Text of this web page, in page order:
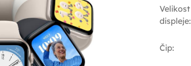
Velikost
displeje:
Čip: